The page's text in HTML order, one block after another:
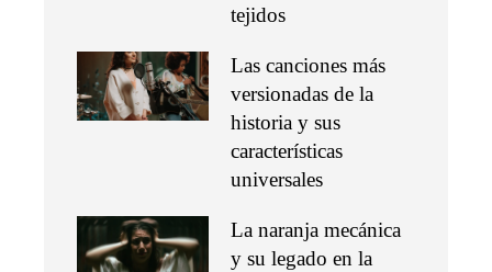
tejidos
Las canciones más
versionadas de la
historia y sus
características
universales
La naranja mecánica
y su legado en la